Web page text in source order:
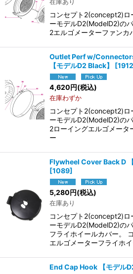
コンセプト2(concept2)ロ
ーモデルD2(ModelD2)の
2エルゴメーターファンカ
Outlet Perf w/
【モデルD2 Black】
[1912
4,620円(税込)
在庫わずか
コンセプト2(concept2)ロ
ーモデルD2(ModelD2)の
2ローイングエルゴメータ
ー
Flywheel Cover Back D
[1089]
5,280円(税込)
在庫あり
コンセプト2(concept2)ロ
ーモデルD2(ModelD2)の
フライホイールカバー。
エルゴメーターフライホ
End Cap Hook 【モデル